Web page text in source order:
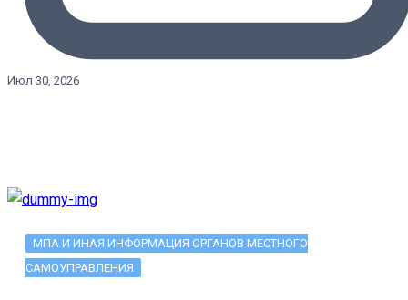
Июл 30, 2026
МПА И ИНАЯ ИНФОРМАЦИЯ ОРГАНОВ МЕСТНОГО
САМОУПРАВЛЕНИЯ